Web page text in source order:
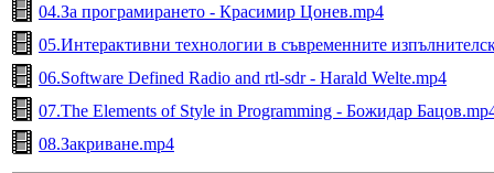
04.За програмирането - Красимир Цонев.mp4
05.Интерактивни технологии в съвременните
06.Software Defined Radio and rtl-sdr - Harald Welte.mp4
07.The Elements of Style in Programming - Божидар
08.Закриване.mp4